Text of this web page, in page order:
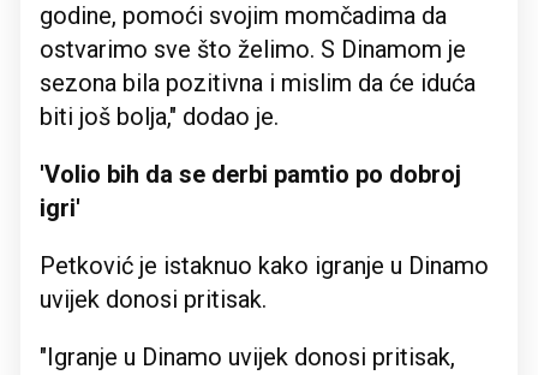
godine, pomoći svojim momčadima da
ostvarimo sve što želimo. S Dinamom je
sezona bila pozitivna i mislim da će iduća
biti još bolja," dodao je.
'Volio bih da se derbi pamtio po dobroj
igri'
Petković je istaknuo kako igranje u Dinamo
uvijek donosi pritisak.
"Igranje u Dinamo uvijek donosi pritisak,